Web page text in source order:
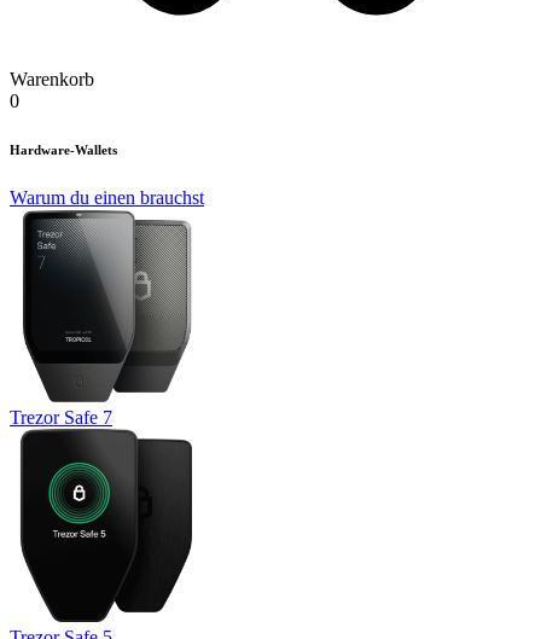
Warenkorb
0
Hardware-Wallets
Warum du einen brauchst
Trezor Safe 7